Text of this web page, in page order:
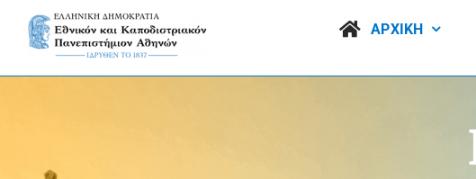
content
ΑΡΧΙΚΗ